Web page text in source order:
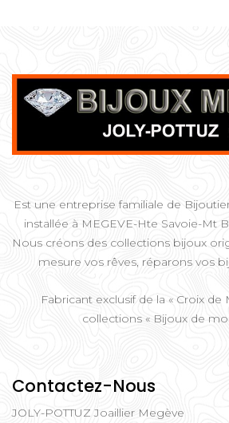
Est une entreprise familiale de
installée à MEGEVE-Hte Savoie-Mt
Nous créons des collections bijoux
mesure vos rêves, réparons vos
Fabricant exclusif de la « Croix de
collections « Bijoux de
Contactez-Nous
JOLY-POTTUZ Joaillier Megève